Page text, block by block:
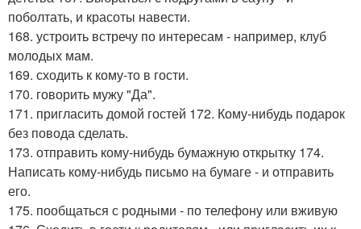
поболтать, и красоты навести.
168. устроить встречу по интересам - например, клуб
молодых мам.
169. сходить к кому-то в гости.
170. говорить мужу "Да".
171. пригласить домой гостей 172. Кому-нибудь подарок
без повода сделать.
173. отправить кому-нибудь бумажную открытку 174.
Написать кому-нибудь письмо на бумаге - и отправить
его.
175. пообщаться с родными - по телефону или вживую